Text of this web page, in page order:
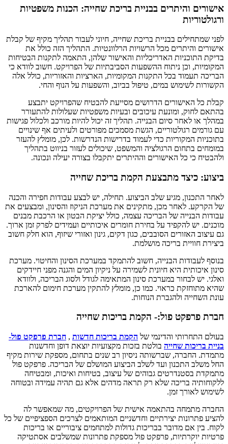
אישורים והיתרים בבניית בריכת שחייה: הכנות משפטיות
ורגולטוריות
לפני שמתחילים בבניית בריכת שחייה, חיוני לעבור תהליך מקיף של קבלת
אישורים והיתרים מכל הרשויות הרלוונטיות. התהליך הזה כולל את
בדיקת התוכניות האדריכליות והאישור שלהן, התאמה לתקנות הבטיחות
המקומיות, וכן ניתוח ההשפעות הסביבתיות של הפרויקט. חשוב לוודא כי
הבריכה תעמוד בכל התקנות המקומיות, הארציות והאזוריות, כולל אלה
הקשורות לשימוש במים, טיפול בביוב, והשפעות על הנוף והחי.
קבלת כל האישורים הדרושים מסייעת להבטיח שהפרויקט יתבצע
בהתאם לחוק, ומונעת עיכובים ובעיות משפטיות שעלולות להתעורר
במהלך או לאחר סיום הבנייה. תהליך זה יכול להיות מורכב ולכלול פגישות
עם גורמים רגולטוריים, הגשת מסמכים מפורטים ולעיתים אף שינויים
בתוכניות המקוריות כדי לעמוד בדרישות הנדרשות. לכן, מומלץ להעזר
במומחים בתחום הרגולציה והמשפט, שיכולים לעזור בניווט בתהליך
ולהבטיח כי כל האישורים וההיתרים יתקבלו בצורה יעילה ונכונה.
ביצוע: כיצד מתבצעת הקמת בריכת שחייה
לאחר התכנון, מגיע שלב הביצוע. תחילה, יש לבצע עבודות חפירה והכנה
של הקרקע. לאחר מכן, מתקינים את מערכת הניקוז והסינון, ומבצעים את
עבודות הבנייה של הבריכה עצמה, כולל יציקת הבטון או הרכבת מבנים
מוכנים. יש להקפיד על בחירת חומרים איכותיים ועמידים לפרק זמן ארוך.
גם עיצוב האזורים הסובבים, כגון דקים, גינון ואזורי שיזוף, הוא חלק חשוב
ביצירת חוויית בריכה מושלמת.
בנוסף לעבודות הבנייה, חשוב להתמקד במערכת הסינון והחיטוי. מערכת
סינון איכותית היא חיונית לשמירה על ניקיון המים והגנה מפני חיידקים
ואלגי. יש לבחור במערכת סינון המתאימה לגודל ולסוג הבריכה, ולוודא
שהיא מתוחזקת כראוי. כמו כן, מומלץ להתקין מערכת חימום להארכת
עונת השחייה ולהגברת הנוחות.
חברת פרפקט פול:- הקמת בריכות שחייה
בעולם התחרותי והדינמי של הקמת בריכות חדשות , חברת פרפקט פול-
בניית בריכות שחייה בולטת בזכות מקצועיות יוצאת דופן וחדשנות
מתמדת. החברה, שברשותה ניסיון רב שנים בתחום, מספקת שירות מקיף
החל משלב התכנון ועד לשלב הביצוע המושלם של הבריכה. פרפקט פול
מתמקדת בסטנדרטים גבוהים של עיצוב, בטיחות ואיכות, ומבטיחה
ללקוחותיה בריכה שלא רק תראה מדהים אלא גם תהיה עמידה ובטוחה
לשימוש לאורך זמן.
החברה מתמחה בהתאמה אישית של הפרויקטים, מה שמאפשר לה
להציע פתרונות יצירתיים וחדשניים המותאמים לצרכים הספציפיים של כל
לקוח. בין אם מדובר בבריכות גדולות למתחמים ציבוריים או בריכות
פרטיות יוקרתיות, פרפקט פול מספקת פתרונות שמשלבים אסתטיקה